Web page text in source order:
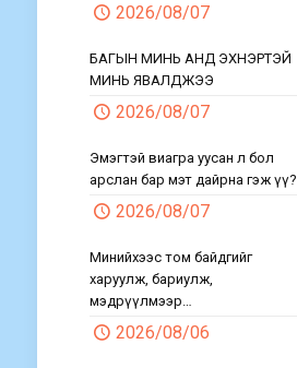
2026/08/07
БАГЫН МИНЬ АНД ЭХНЭРТЭЙ
МИНЬ ЯВАЛДЖЭЭ
2026/08/07
Эмэгтэй виагра уусан л бол
арслан бар мэт дайрна гэж үү?
2026/08/07
Минийхээс том байдгийг
харуулж, бариулж,
мэдрүүлмээр…
2026/08/06